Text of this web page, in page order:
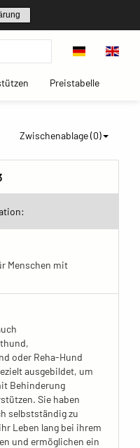
(current)Preistabelle(current)
Zwischenablage (0)
Menschen mit
oder Reha-Hund
ausgebildet, um
Behinderung
Sie haben
selbstständig zu
Leben lang bei ihrem
und ermöglichen ein